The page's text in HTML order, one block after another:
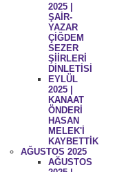
2025 |
ŞAİR-
YAZAR
ÇİĞDEM
SEZER
ŞİİRLERİ
DİNLETİSİ
EYLÜL
2025 |
KANAAT
ÖNDERİ
HASAN
MELEK'İ
KAYBETTİK
AĞUSTOS 2025
AĞUSTOS